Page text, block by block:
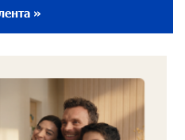
29 дней назад
»